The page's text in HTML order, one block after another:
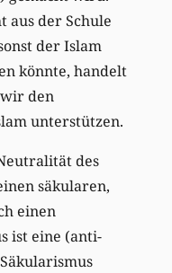
aus der Schule
der Islam
könnte, handelt
den
unterstützen.
des
säkularen,
einen
ist eine (anti-